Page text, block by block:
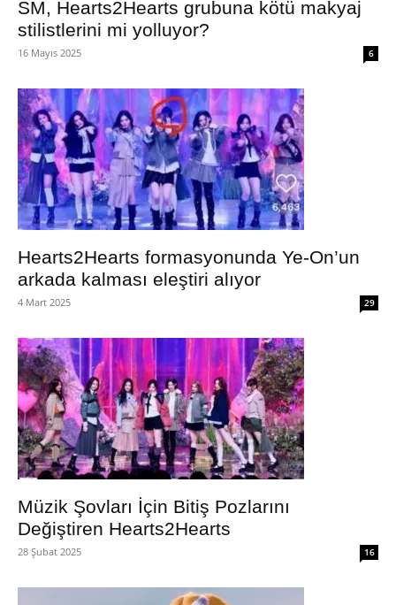
SM, Hearts2Hearts grubuna kötü makyaj
stilistlerini mi yolluyor?
16 Mayıs 2025 6
Hearts2Hearts formasyonunda Ye-On’un
arkada kalması eleştiri alıyor
4 Mart 2025 29
Müzik Şovları İçin Bitiş Pozlarını
Değiştiren Hearts2Hearts
28 Şubat 2025 16